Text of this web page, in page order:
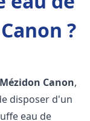
?
Mézidon Canon,
disposer d'un
eau de